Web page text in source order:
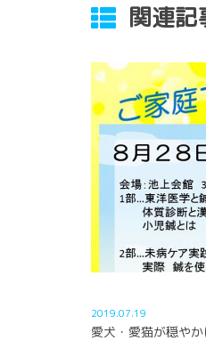
関連記
2019.07.19
愛犬・愛猫が穏や